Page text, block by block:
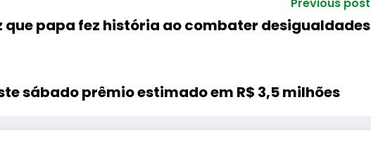
que papa fez história ao combater desigualdades
sábado prêmio estimado em R$ 3,5 milhões